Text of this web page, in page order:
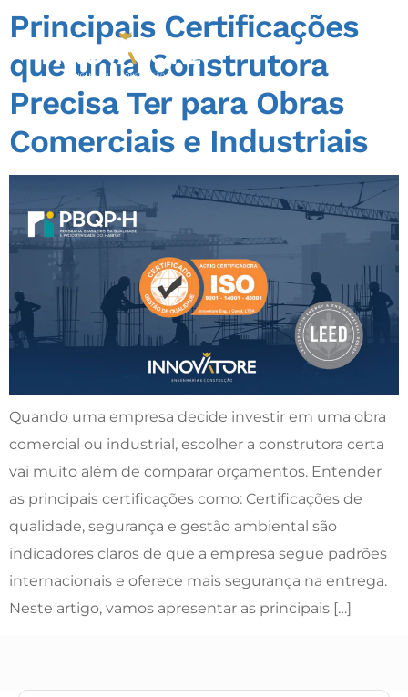
Principais Certificações
que uma Construtora
Precisa Ter para Obras
Comerciais e Industriais
Quando uma empresa decide investir em uma obra
comercial ou industrial, escolher a construtora certa
vai muito além de comparar orçamentos. Entender
as principais certificações como: Certificações de
qualidade, segurança e gestão ambiental são
indicadores claros de que a empresa segue padrões
internacionais e oferece mais segurança na entrega.
Neste artigo, vamos apresentar as principais […]